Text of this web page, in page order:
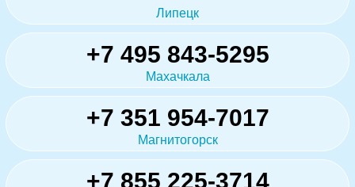
Липецк
+7 495 843-5295
Махачкала
+7 351 954-7017
Магнитогорск
+7 855 225-3714